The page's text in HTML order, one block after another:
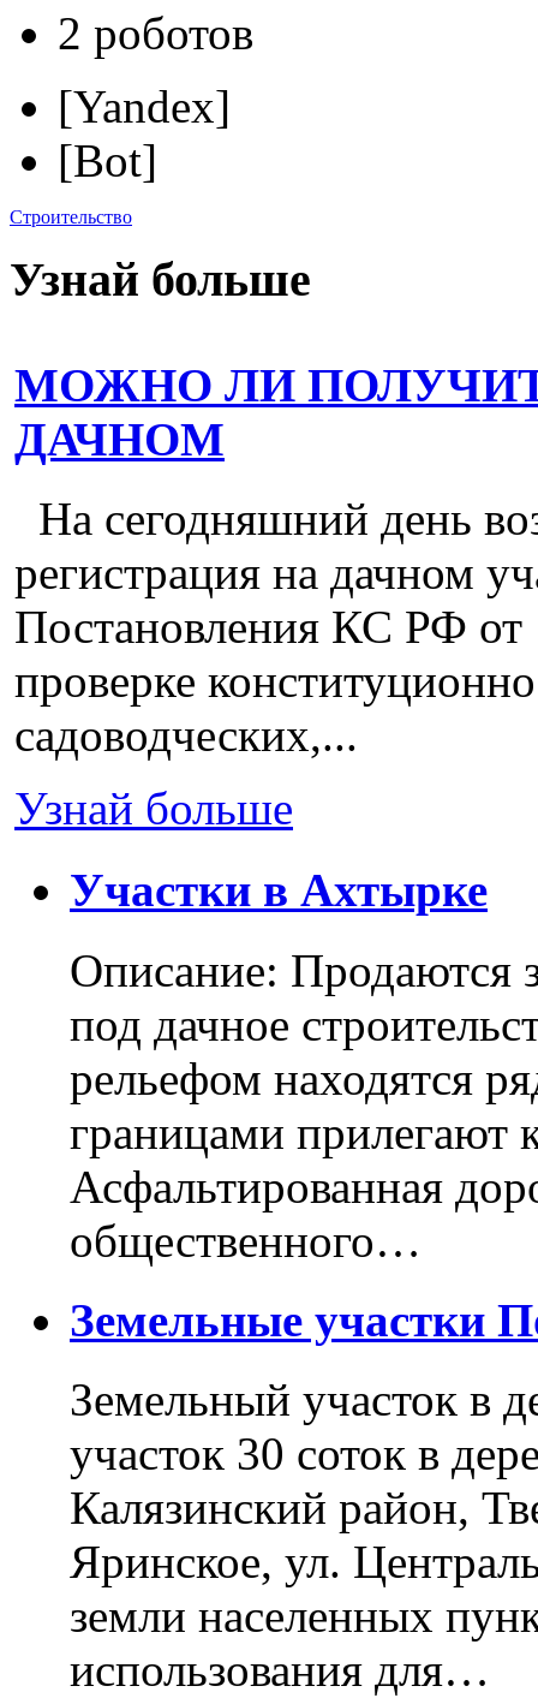
2 роботов
[Yandex]
[Bot]
Строительство
Узнай больше
МОЖНО ЛИ
ДАЧНОМ
На сегодняшний день
регистрация на дачном
Постановления КС РФ
проверке
садоводческих,...
Узнай больше
Участки в Ахтырке
Описание: Продаются
под дачное
рельефом находятся
границами прилегают
Асфальтированная
общественного…
Земельные участки
Земельный участок в
участок 30 соток в
Калязинский район,
Яринское, ул.
земли населенных
использования для…